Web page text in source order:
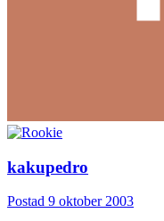
kakupedro
Postad 9 oktober 2003